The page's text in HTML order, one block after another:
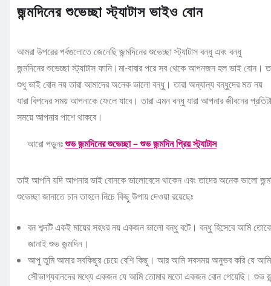
জন্মদিনের শুভেচ্ছা স্ট্যাটাস ভাইও বোন
আমরা উপরের পর্বগুলোতে জেনেছি জন্মদিনের শুভেচ্ছা স্ট্যাটাস বন্ধু এবং বন্ধু
জন্মদিনের শুভেচ্ছা স্ট্যাটাস ফানি।মা-বাবার পরে সব থেকে আপনজন হল ভাই বোন।
শুধু ভাই বোন নয় তারা আমাদের অনেক ভালো বন্ধু। তারা অন্যান্য বন্ধুদের মত নয়
যারা বিপদের সময় আপনাকে ফেলে যাবে। তারা এমন বন্ধু যারা আপনার জীবনের প্রতিটা
সময়ে আপনার পাশে থাকবে।
আরো পড়ুনঃশুভ জন্মদিনের শুভেচ্ছা – শুভ জন্মদিন প্রিয় স্ট্যাটাস
তাই আপনি যদি আপনার ভাই বোনকে ভালোবেসে থাকেন এবং তাদের অনেক ভালো
শুভেচ্ছা জানাতে চান তাহলে নিচে কিছু উপায় দেওয়া রয়েছেঃ
বন শব্দটি একই মায়ের সহধর নয় একজন ভালো বন্ধু বটে। বন্ধু হিসেবে আমি
জানাই শুভ জন্মদিন।
আপু তুমি আমার সবকিছুর চেয়ে বেশি কিছু। আর আমি সবসময় অনুভব করি যে আমি
সৌভাগ্যবানদের মধ্যে একজন যে আমি তোমার মতো একজন বোন পেয়েছি। শুভ